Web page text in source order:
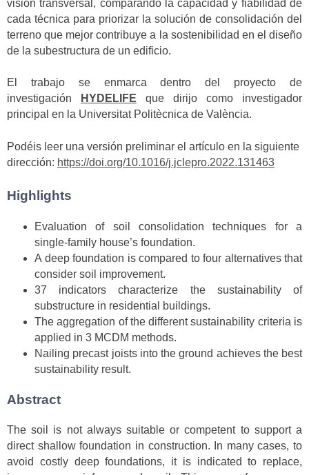
visión transversal, comparando la capacidad y fiabilidad de
cada técnica para priorizar la solución de consolidación del
terreno que mejor contribuye a la sostenibilidad en el diseño
de la subestructura de un edificio.
El trabajo se enmarca dentro del proyecto de
investigación
HYDELIFE que dirijo como investigador
principal en la Universitat Politècnica de València.
Podéis leer una versión preliminar el artículo en la siguiente
dirección: https://doi.org/10.1016/j.jclepro.2022.131463
Highlights
Evaluation of soil consolidation techniques for a
single-family house’s foundation.
A deep foundation is compared to four alternatives that
consider soil improvement.
37 indicators characterize the sustainability of
substructure in residential buildings.
The aggregation of the different sustainability criteria is
applied in 3 MCDM methods.
Nailing precast joists into the ground achieves the best
sustainability result.
Abstract
The soil is not always suitable or competent to support a
direct shallow foundation in construction. In many cases, to
avoid costly deep foundations, it is indicated to replace,